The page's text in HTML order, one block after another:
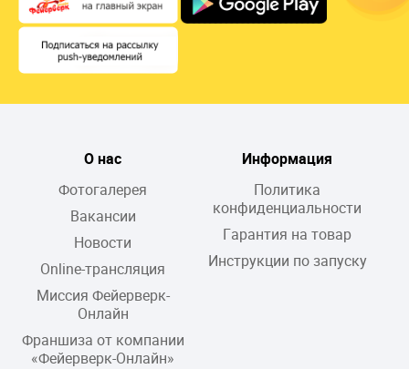
О нас
Фотогалерея
Вакансии
Новости
Online-трансляция
Миссия Фейерверк-
Онлайн
Франшиза от компании
«Фейерверк-Онлайн»
Информация
Политика
конфиденциальности
Гарантия на товар
Инструкции по запуску